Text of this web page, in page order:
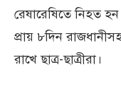
রেষারেষিতে নিহত
প্রায় ৮দিন
রাখে ছাত্র-ছাত্রীরা।